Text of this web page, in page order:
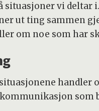
situasjoner vi deltar
ut ting sammen
om noe som har
handler